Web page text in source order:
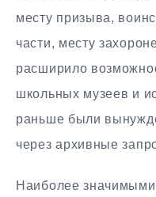
месту призыва,
части, месту
расширило
школьных музеев и
раньше были
через архивные
Наиболее значимыми